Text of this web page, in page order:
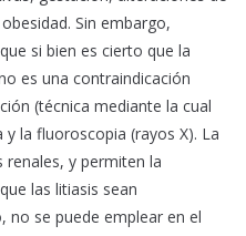
Sin embargo,
si bien es cierto que la
es una contraindicación
(técnica mediante la cual
la fluoroscopia (rayos X). La
renales, y permiten la
las litiasis sean
no se puede emplear en el